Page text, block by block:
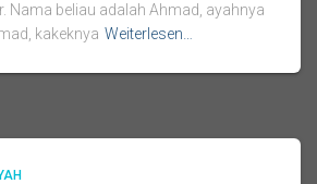
Nama beliau adalah Ahmad, ayahnya
kakeknya Weiterlesen…